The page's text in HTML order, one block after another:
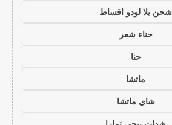
شحن يلا لودو اقساط
حناء شعر
حنا
ماتشا
شاي ماتشا